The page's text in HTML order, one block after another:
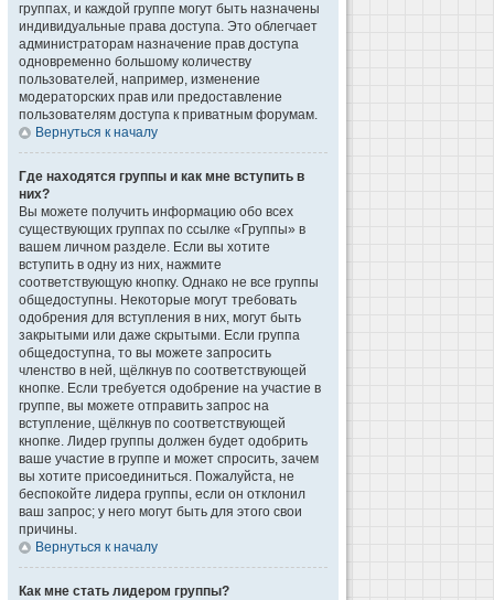
группах, и каждой группе могут быть назначены
индивидуальные права доступа. Это облегчает
администраторам назначение прав доступа
одновременно большому количеству
пользователей, например, изменение
модераторских прав или предоставление
пользователям доступа к приватным форумам.
Вернуться к началу
Где находятся группы и как мне вступить в
них?
Вы можете получить информацию обо всех
существующих группах по ссылке «Группы» в
вашем личном разделе. Если вы хотите
вступить в одну из них, нажмите
соответствующую кнопку. Однако не все группы
общедоступны. Некоторые могут требовать
одобрения для вступления в них, могут быть
закрытыми или даже скрытыми. Если группа
общедоступна, то вы можете запросить
членство в ней, щёлкнув по соответствующей
кнопке. Если требуется одобрение на участие в
группе, вы можете отправить запрос на
вступление, щёлкнув по соответствующей
кнопке. Лидер группы должен будет одобрить
ваше участие в группе и может спросить, зачем
вы хотите присоединиться. Пожалуйста, не
беспокойте лидера группы, если он отклонил
ваш запрос; у него могут быть для этого свои
причины.
Вернуться к началу
Как мне стать лидером группы?